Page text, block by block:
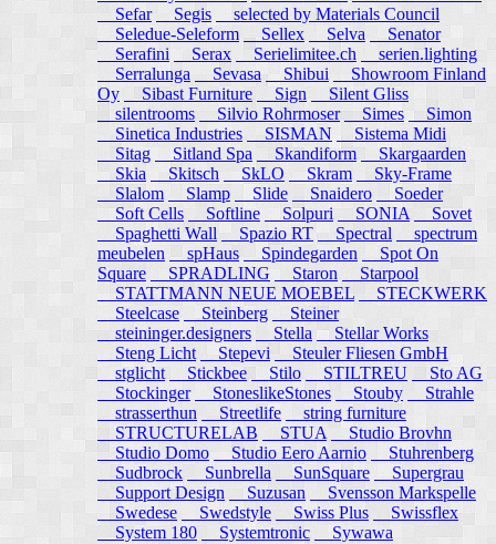
Sefar
Segis
selected by Materials Council
Seledue-Seleform
Sellex Selva
Senator
Serafini
Serax Serielimitee.ch
serien.lighting
Serralunga
Sevasa Shibui
Showroom Finland
Oy
Sibast Furniture Sign
Silent Gliss
silentrooms
Silvio Rohrmoser Simes Simon
Sinetica Industries
SISMAN
Sistema Midi
Sitag
Sitland Spa Skandiform
Skargaarden
Skia
Skitsch SkLO Skram
Sky-Frame
Slalom
Slamp Slide Snaidero
Soeder
Soft Cells
Softline Solpuri SONIA
Sovet
Spaghetti Wall
Spazio RT Spectral
spectrum
meubelen
spHaus Spindegarden
Spot On
Square
SPRADLING Staron
Starpool
STATTMANN NEUE MOEBEL
STECKWERK
Steelcase
Steinberg
Steiner
steininger.designers
Stella Stellar Works
Steng Licht
Stepevi
Steuler Fliesen GmbH
stglicht
Stickbee Stilo STILTREU
Sto AG
Stockinger
StoneslikeStones Stouby
Strahle
strasserthun
Streetlife
string furniture
STRUCTURELAB
STUA
Studio Brovhn
Studio Domo
Studio Eero Aarnio
Stuhrenberg
Sudbrock
Sunbrella SunSquare
Supergrau
Support Design
Suzusan
Svensson Markspelle
Swedese
Swedstyle Swiss Plus
Swissflex
System 180
Systemtronic Sywawa